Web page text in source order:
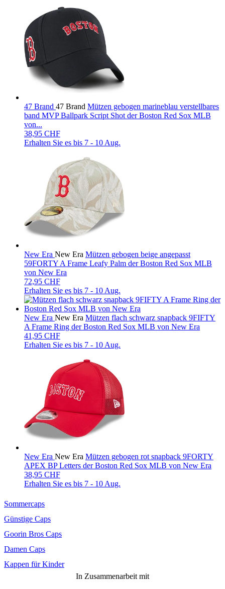
47 Brand 47 Brand Mützen gebogen marineblau verstellbares
band MVP Ballpark Script Shot der Boston Red Sox MLB
von...
38,95 CHF
Erhalten Sie es bis 7 - 10 Aug.
New Era New Era Mützen gebogen beige angepasst
59FORTY A Frame Leafy Palm der Boston Red Sox MLB
von New Era
72,95 CHF
Erhalten Sie es bis 7 - 10 Aug.
New Era New Era Mützen flach schwarz snapback 9FIFTY
A Frame Ring der Boston Red Sox MLB von New Era
41,95 CHF
Erhalten Sie es bis 7 - 10 Aug.
New Era New Era Mützen gebogen rot snapback 9FORTY
APEX BP Letters der Boston Red Sox MLB von New Era
38,95 CHF
Erhalten Sie es bis 7 - 10 Aug.
Sommercaps
Günstige Caps
Goorin Bros Caps
Damen Caps
Kappen für Kinder
In Zusammenarbeit mit